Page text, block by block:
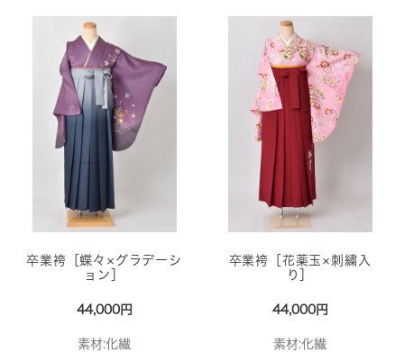
卒業袴［蝶々×グラデーシ
ョン］
44,000円
素材:化繊
卒業袴［花薬玉×刺繍入
り］
44,000円
素材:化繊